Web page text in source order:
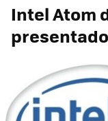
Intel Atom
presentado